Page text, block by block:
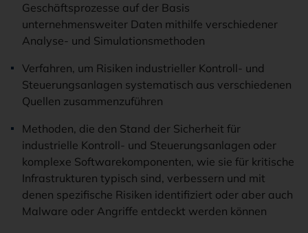
Geschäftsprozesse auf der Basis
unternehmensweiter Daten mithilfe verschiedener
Analyse- und Simulationsmethoden
Verfahren, um Risiken industrieller Kontroll- und
Steuerungsanlagen systematisch aus verschiedenen
Quellen zusammenzuführen
Methoden, die den Stand der Sicherheit für
industrielle Kontroll- und Steuerungsanlagen oder
komplexe Softwarekomponenten, wie sie für kritische
Infrastrukturen typisch sind, verbessern und mit
denen spezifische Risiken identifiziert oder aber auch
Malware oder Angriffe entdeckt werden können